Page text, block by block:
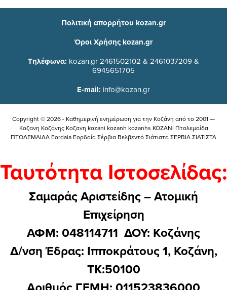
Πολιτική απορρήτου kozan.gr
Όροι Χρήσης kozan.gr
Τηλέφωνα: kozan.gr 2461502102 & 2461037209 &
6945651705
E-mail: info@kozan.gr
Copyright © 2026 - Καθημερινή ενημέρωση για την Kοζάνη από το 2001 —
Κοζανη Κοζάνης Κοζανη kozani kozanh kozanhs KOZANI Πτολεμαίδα
ΠΤΟΛΕΜΑΙΔΑ Eordaia Εορδαία Σέρβια Βελβεντό Σιάτιστα ΣΕΡΒΙΑ ΣΙΑΤΙΣΤΑ
Ταυτότητα Ιστοσελίδας:
Σαμαράς Αριστείδης – Ατομική
Επιχείρηση
ΑΦΜ: 048114711 ΔΟΥ: Kοζάνης
Δ/νση Έδρας: Ιπποκράτους 1, Κοζάνη,
ΤΚ:50100